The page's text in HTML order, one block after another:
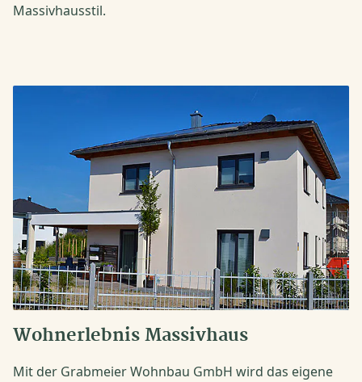
Massivhausstil.
Wohnerlebnis Massivhaus
Mit der Grabmeier Wohnbau GmbH wird das eigene